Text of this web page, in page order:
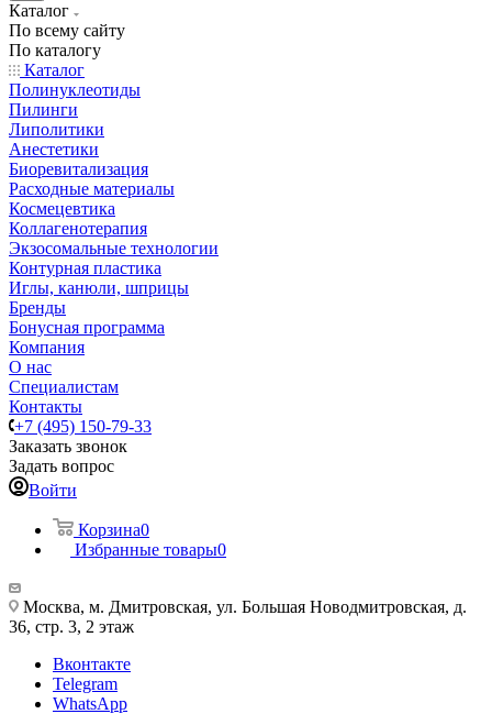
Каталог
По всему сайту
По каталогу
Каталог
Полинуклеотиды
Пилинги
Липолитики
Анестетики
Биоревитализация
Расходные материалы
Космецевтика
Коллагенотерапия
Экзосомальные технологии
Контурная пластика
Иглы, канюли, шприцы
Бренды
Бонусная программа
Компания
О нас
Специалистам
Контакты
+7 (495) 150-79-33
Заказать звонок
Задать вопрос
Войти
Корзина0
Избранные товары0
Москва, м. Дмитровская, ул. Большая Новодмитровская, д.
36, стр. 3, 2 этаж
Вконтакте
Telegram
WhatsApp